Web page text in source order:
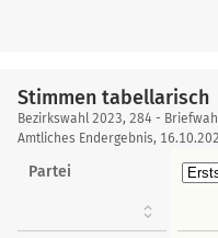
Stimmen tabellarisch
Stimmen
tabellarisch
Bezirkswahl 2023, 284 -
Amtliches Endergebnis,
Partei